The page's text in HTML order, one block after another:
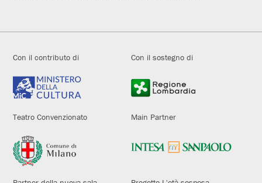
Con il contributo di Con il sostegno di
Teatro Convenzionato Main Partner